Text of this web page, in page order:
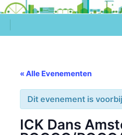
« Alle Evenementen
Dit evenement is
ICK Dans